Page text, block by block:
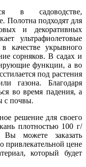
в садоводстве,
Полотна подходят для
и декоративных
ультрафиолетовые
качестве укрывного
сорняков. В садах и
функции, а во
под растения
газона. Благодаря
во время падения, а
с почвы.
решение для своего
плотностью 100 г/
можете заказать
привлекательной цене
который будет